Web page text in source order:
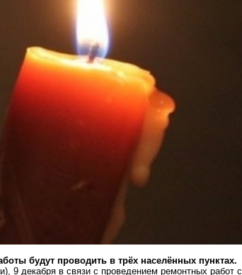
будут проводить в трёх населённых пунктах.
9 декабря в связи с проведением ремонтных работ с